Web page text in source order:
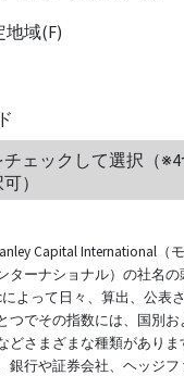
地域(F)
ェックして選択（※4
）
Capital International（
ターナショナル）の社名の
によって日々、算出、公表
つでその指数には、国別
どさまざまな種類がありま
銀行や証券会社、ヘッジ